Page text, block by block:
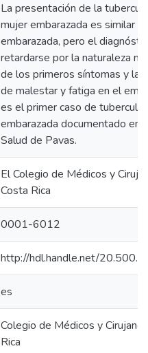
La presentación de la
mujer embarazada es similar a
embarazada, pero el
retardarse por la naturaleza
de los primeros síntomas y la
de malestar y fatiga en el
es el primer caso de
embarazada documentado en
Salud de Pavas.
El Colegio de Médicos y
Costa Rica
0001-6012
http://hdl.handle.net/
es
Colegio de Médicos y
Rica